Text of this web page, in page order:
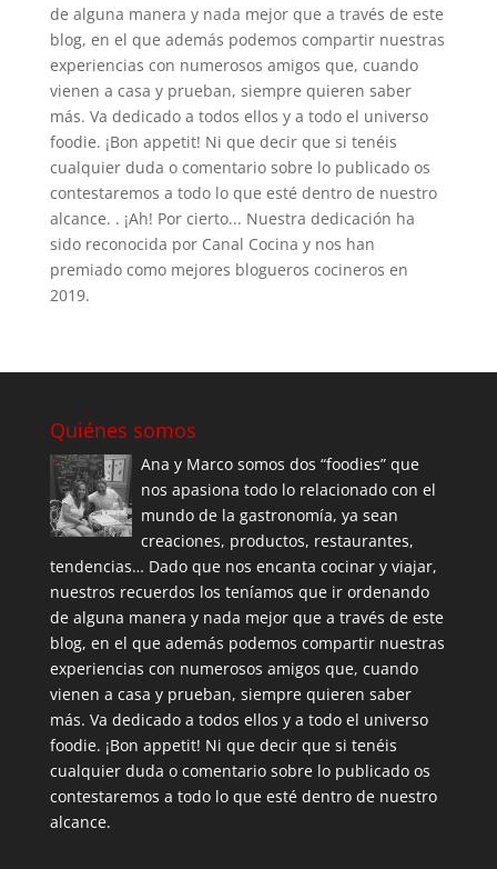
de alguna manera y nada mejor que a través de este
blog, en el que además podemos compartir nuestras
experiencias con numerosos amigos que, cuando
vienen a casa y prueban, siempre quieren saber
más. Va dedicado a todos ellos y a todo el universo
foodie. ¡Bon appetit! Ni que decir que si tenéis
cualquier duda o comentario sobre lo publicado os
contestaremos a todo lo que esté dentro de nuestro
alcance. . ¡Ah! Por cierto... Nuestra dedicación ha
sido reconocida por Canal Cocina y nos han
premiado como mejores blogueros cocineros en
2019.
Quiénes somos
Ana y Marco somos dos “foodies” que
nos apasiona todo lo relacionado con el
mundo de la gastronomía, ya sean
creaciones, productos, restaurantes,
tendencias… Dado que nos encanta cocinar y viajar,
nuestros recuerdos los teníamos que ir ordenando
de alguna manera y nada mejor que a través de este
blog, en el que además podemos compartir nuestras
experiencias con numerosos amigos que, cuando
vienen a casa y prueban, siempre quieren saber
más. Va dedicado a todos ellos y a todo el universo
foodie. ¡Bon appetit! Ni que decir que si tenéis
cualquier duda o comentario sobre lo publicado os
contestaremos a todo lo que esté dentro de nuestro
alcance.